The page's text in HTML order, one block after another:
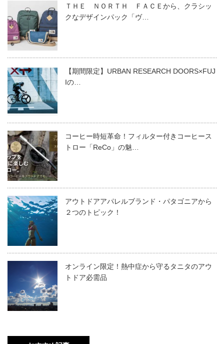
ＴＨＥ ＮＯＲＴＨ ＦＡＣＥから、クラシッ
クなデザインパック「ヴ…
【期間限定】URBAN RESEARCH DOORS×FUJ
Iの…
コーヒー時短革命！フィルター付きコーヒース
トロー「ReCo」の魅…
アウトドアアパレルブランド・パタゴニアから
２つのトピック！
オンライン限定！熱中症から守るタニタのアウ
トドア必需品